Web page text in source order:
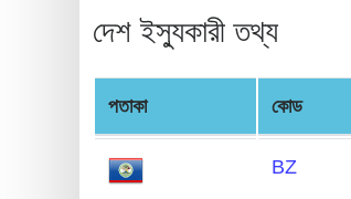
Generator
Random
Credit
Card
Generator
Generate
দেশ ইস্যুকারী তথ্য
পতাকা কোড
BZ